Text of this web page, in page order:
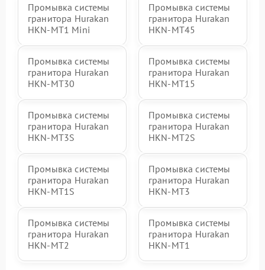
Промывка системы
гранитора Hurakan
HKN-MT1 Mini
Промывка системы
гранитора Hurakan
HKN-MT45
Промывка системы
гранитора Hurakan
HKN-MT30
Промывка системы
гранитора Hurakan
HKN-MT15
Промывка системы
гранитора Hurakan
HKN-MT3S
Промывка системы
гранитора Hurakan
HKN-MT2S
Промывка системы
гранитора Hurakan
HKN-MT1S
Промывка системы
гранитора Hurakan
HKN-MT3
Промывка системы
гранитора Hurakan
HKN-MT2
Промывка системы
гранитора Hurakan
HKN-MT1